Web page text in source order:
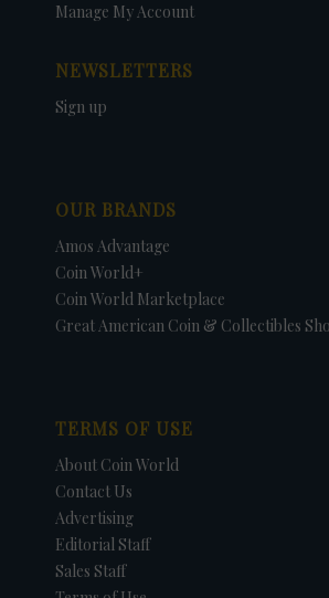
Manage My Account
NEWSLETTERS
Sign up
OUR BRANDS
Amos Advantage
Coin World+
Coin World Marketplace
Great American Coin & Collectibles
TERMS OF USE
About Coin World
Contact Us
Advertising
Editorial Staff
Sales Staff